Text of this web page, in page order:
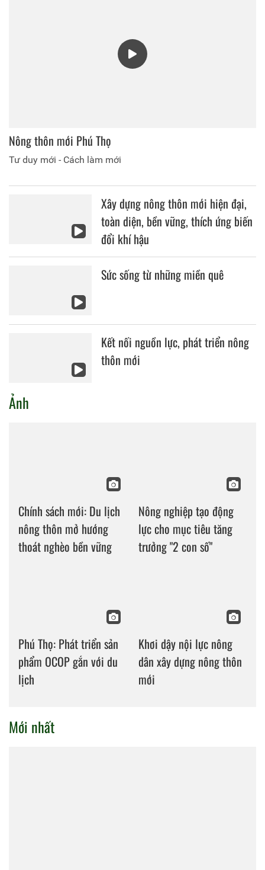
Nông thôn mới Phú Thọ
Tư duy mới - Cách làm mới
Xây dựng nông thôn mới hiện đại,
toàn diện, bền vững, thích ứng biến
đổi khí hậu
Sức sống từ những miền quê
Kết nối nguồn lực, phát triển nông
thôn mới
Ảnh
Chính sách mới: Du lịch
nông thôn mở hướng
thoát nghèo bền vững
Nông nghiệp tạo động
lực cho mục tiêu tăng
trưởng "2 con số"
Phú Thọ: Phát triển sản
phẩm OCOP gắn với du
lịch
Khơi dậy nội lực nông
dân xây dựng nông thôn
mới
Mới nhất